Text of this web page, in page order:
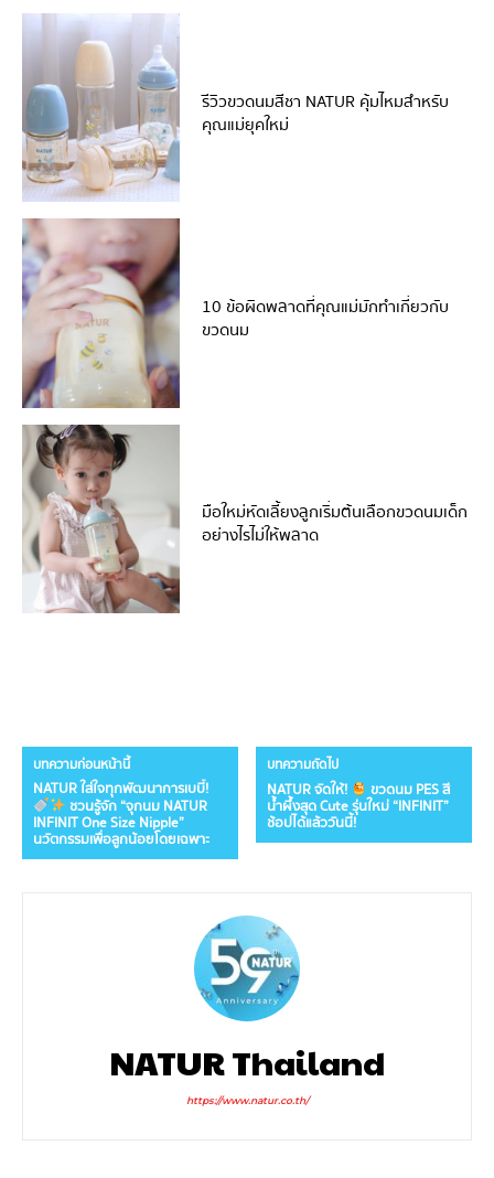
รีวิวขวดนมสีชา NATUR คุ้มไหมสำหรับ
คุณแม่ยุคใหม่
10 ข้อผิดพลาดที่คุณแม่มักทำเกี่ยวกับ
ขวดนม
มือใหม่หัดเลี้ยงลูกเริ่มต้นเลือกขวดนมเด็ก
อย่างไรไม่ให้พลาด
บทความก่อนหน้านี้
NATUR ใส่ใจทุกพัฒนาการเบบี๋!
ชวนรู้จัก “จุกนม NATUR
INFINIT One Size Nipple”
นวัตกรรมเพื่อลูกน้อยโดยเฉพาะ
บทความถัดไป
NATUR จัดให้! ขวดนม PES สี
น้ำผึ้งสุด Cute รุ่นใหม่ “INFINIT”
ช้อปได้แล้ววันนี้!
NATUR Thailand
https://www.natur.co.th/